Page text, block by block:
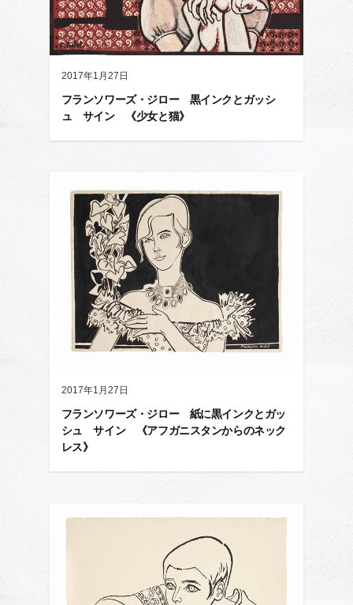
2017年1月27日
フランソワーズ・ジロー 黒インクとガッシ
ュ サイン 《少女と猫》
2017年1月27日
フランソワーズ・ジロー 紙に黒インクとガッ
シュ サイン 《アフガニスタンからのネック
レス》